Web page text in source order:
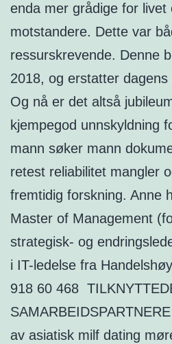
enda mer grådige for livet
motstandere. Dette var
ressurskrevende. Denne
2018, og erstatter dagens
Og nå er det altså
kjempegod unnskyldning
mann søker mann
retest reliabilitet mangler
fremtidig forskning. Anne
Master of Management
strategisk- og
i IT-ledelse fra
918 60 468
av asiatisk milf dating